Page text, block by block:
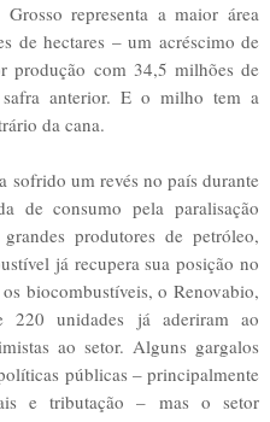
representa a maior área
de hectares – um acréscimo de
produção com 34,5 milhões de
anterior. E o milho tem a
da cana.
sofrido um revés no país durante
de consumo pela paralisação
produtores de petróleo,
já recupera sua posição no
biocombustíveis, o Renovabio,
220 unidades já aderiram ao
ao setor. Alguns gargalos
públicas – principalmente
e tributação – mas o setor